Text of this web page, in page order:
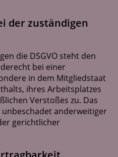
der zuständigen
die DSGVO steht den
bei einer
in dem Mitgliedstaat
ihres Arbeitsplatzes
Verstoßes zu. Das
anderweitiger
gerichtlicher